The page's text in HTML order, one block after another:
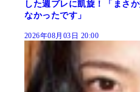
した週プレに凱旋！「まさ
なかったです」
2026年08月03日 20:00